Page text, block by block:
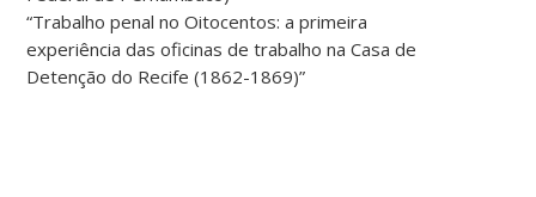
“Trabalho penal no Oitocentos: a primeira
experiência das oficinas de trabalho na Casa de
Detenção do Recife (1862-1869)”